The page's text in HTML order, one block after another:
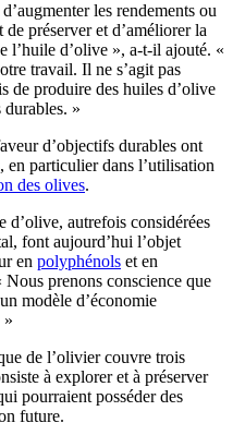
les rendements ou
préserver et d’améliorer la
l’huile d’olive », a-t-il ajouté. «
travail. Il ne s’agit pas
de produire des huiles d’olive
durables. »
d’objectifs durables ont
en particulier dans l’utilisation
des olives.
d’olive, autrefois considérées
font aujourd’hui l’objet
en polyphénols et en
Nous prenons conscience que
modèle d’économie
»
de l’olivier couvre trois
à explorer et à préserver
pourraient posséder des
future.